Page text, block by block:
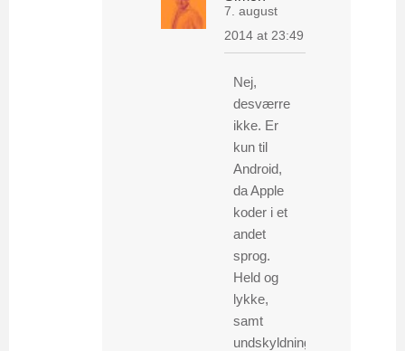
7. august
2014 at 23:49
Nej,
desværre
ikke. Er
kun til
Android,
da Apple
koder i et
andet
sprog.
Held og
lykke,
samt
undskyldning